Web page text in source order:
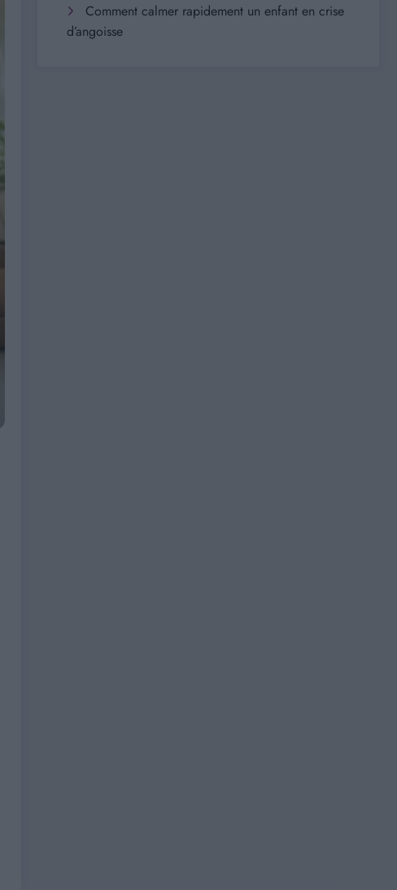
Comment calmer rapidement un enfant en crise
d’angoisse